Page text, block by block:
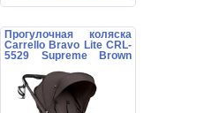
Прогулочная коляска
Carrello Bravo Lite CRL-
5529 Supreme Brown
подстаканником